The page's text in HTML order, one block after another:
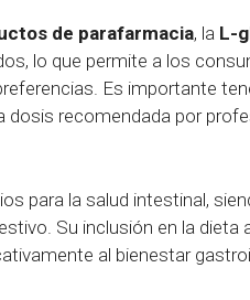
de parafarmacia, la L-
lo que permite a los
Es importante
dosis recomendada por
para la salud intestinal,
Su inclusión en la dieta
al bienestar